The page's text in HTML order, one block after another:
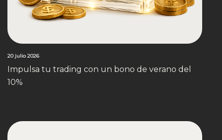
20 julio 2026
Impulsa tu trading con un bono de verano del
10%